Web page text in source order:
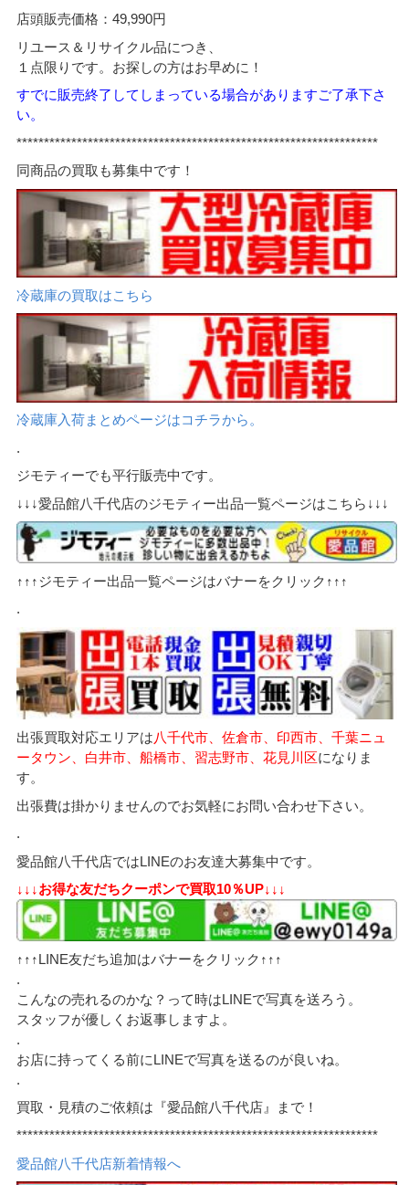
店頭販売価格：49,990円
リユース＆リサイクル品につき、
１点限りです。お探しの方はお早めに！
すでに販売終了してしまっている場合がありますご了承下さ
い。
******************************************************************
同商品の買取も募集中です！
冷蔵庫の買取はこちら
冷蔵庫入荷まとめページはコチラから。
.
ジモティーでも平行販売中です。
↓↓↓愛品館八千代店のジモティー出品一覧ページはこちら↓↓↓
↑↑↑ジモティー出品一覧ページはバナーをクリック↑↑↑
.
出張買取対応エリアは八千代市、佐倉市、印西市、千葉ニュ
ータウン、白井市、船橋市、習志野市、花見川区になりま
す。
出張費は掛かりませんのでお気軽にお問い合わせ下さい。
.
愛品館八千代店ではLINEのお友達大募集中です。
↓↓↓お得な友だちクーポンで買取10％UP↓↓↓
↑↑↑LINE友だち追加はバナーをクリック↑↑↑
.
こんなの売れるのかな？って時はLINEで写真を送ろう。
スタッフが優しくお返事しますよ。
.
お店に持ってくる前にLINEで写真を送るのが良いね。
.
買取・見積のご依頼は『愛品館八千代店』まで！
******************************************************************
愛品館八千代店新着情報へ